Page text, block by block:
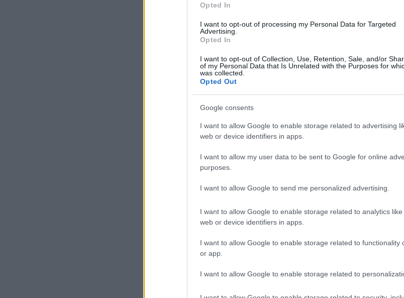
Opted In
I want to opt-out of processing my Personal Data for Targeted
Advertising.
Opted In
I want to opt-out of Collection, Use, Retention, Sale, and/or
of my Personal Data that Is Unrelated with the Purposes for
was collected.
Opted Out
Google consents
I want to allow Google to enable storage related to advertising
web or device identifiers in apps.
I want to allow my user data to be sent to Google for online
purposes.
I want to allow Google to send me personalized advertising.
I want to allow Google to enable storage related to analytics
web or device identifiers in apps.
I want to allow Google to enable storage related to functionality
or app.
I want to allow Google to enable storage related to